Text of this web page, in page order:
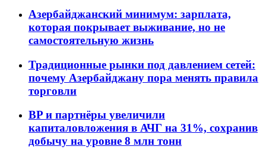
Азербайджанский минимум: зарплата,
которая покрывает выживание, но не
самостоятельную жизнь
Традиционные рынки под давлением сетей:
почему Азербайджану пора менять правила
торговли
BP и партнёры увеличили
капиталовложения в АЧГ на 31%, сохранив
добычу на уровне 8 млн тонн